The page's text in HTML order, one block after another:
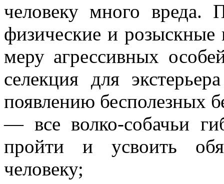
человеку много
физические и розыскные
меру агрессивных
селекция для
появлению бесполезных
— все волко-собачьи
пройти и усвоить
человеку;